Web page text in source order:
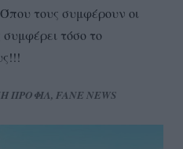
τους συμφέρουν οι
τόσο το
ΠΡΟΦΙΛ, FANE NEWS